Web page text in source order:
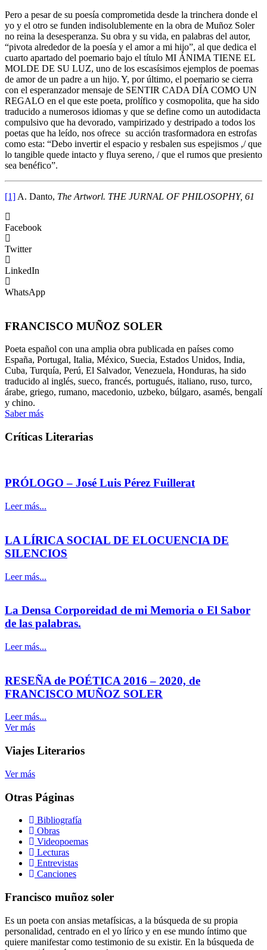
Pero a pesar de su poesía comprometida desde la trinchera donde el
yo y el otro se funden indisolublemente en la obra de Muñoz Soler
no reina la desesperanza. Su obra y su vida, en palabras del autor,
“pivota alrededor de la poesía y el amor a mi hijo”, al que dedica el
cuarto apartado del poemario bajo el título MI ÁNIMA TIENE EL
MOLDE DE SU LUZ, uno de los escasísimos ejemplos de poemas
de amor de un padre a un hijo. Y, por último, el poemario se cierra
con el esperanzador mensaje de SENTIR CADA DÍA COMO UN
REGALO en el que este poeta, prolífico y cosmopolita, que ha sido
traducido a numerosos idiomas y que se define como un autodidacta
compulsivo que ha devorado, vampirizado y destripado a todos los
poetas que ha leído, nos ofrece su acción trasformadora en estrofas
como esta: “Debo invertir el espacio y resbalen sus espejismos ,/ que
lo tangible quede intacto y fluya sereno, / que el rumos que presiento
sea benéfico”.
[1] A. Danto, The Artworl. THE JURNAL OF PHILOSOPHY, 61
Facebook
Twitter
LinkedIn
WhatsApp
FRANCISCO MUÑOZ SOLER
Poeta español con una amplia obra publicada en países como
España, Portugal, Italia, México, Suecia, Estados Unidos, India,
Cuba, Turquía, Perú, El Salvador, Venezuela, Honduras, ha sido
traducido al inglés, sueco, francés, portugués, italiano, ruso, turco,
árabe, griego, rumano, macedonio, uzbeko, búlgaro, asamés, bengalí
y chino.
Saber más
Críticas Literarias
PRÓLOGO – José Luis Pérez Fuillerat
Leer más...
LA LÍRICA SOCIAL DE ELOCUENCIA DE
SILENCIOS
Leer más...
La Densa Corporeidad de mi Memoria o El Sabor
de las palabras.
Leer más...
RESEÑA de POÉTICA 2016 – 2020, de
FRANCISCO MUÑOZ SOLER
Leer más...
Ver más
Viajes Literarios
Ver más
Otras Páginas
Bibliografía
Obras
Videopoemas
Lecturas
Entrevistas
Canciones
Francisco muñoz soler
Es un poeta con ansias metafísicas, a la búsqueda de su propia
personalidad, centrado en el yo lírico y en ese mundo íntimo que
quiere manifestar como testimonio de su existir. En la búsqueda de